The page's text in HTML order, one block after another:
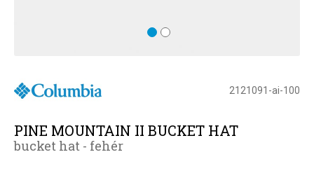
2121091-ai-100
PINE MOUNTAIN II BUCKET HAT
bucket hat - fehér